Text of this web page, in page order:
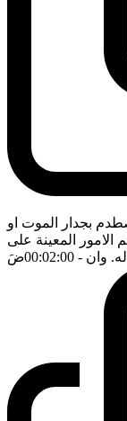
بجدار الموت او
المعينة على
وان - 00:02:00 ضَ